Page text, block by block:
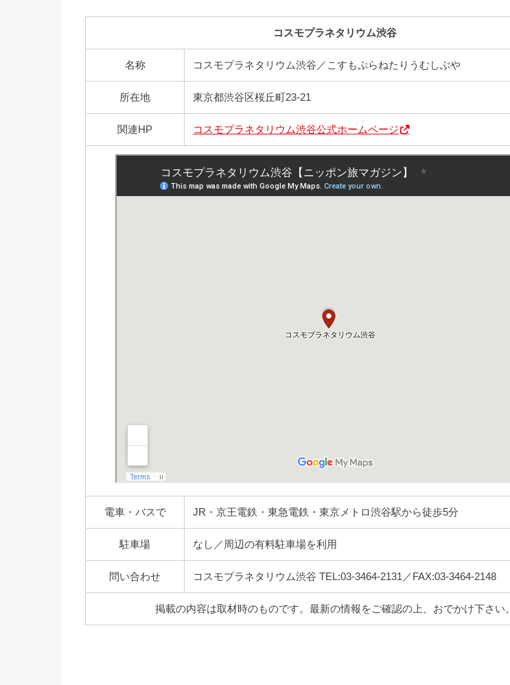
コスモプラネタリウム渋谷
名称 コスモプラネタリウム渋谷／こすもぷらねたりうむしぶや
所在地 東京都渋谷区桜丘町23-21
関連HP コスモプラネタリウム渋谷公式ホームページ
電車・バスで JR・京王電鉄・東急電鉄・東京メトロ渋谷駅から徒歩5分
駐車場 なし／周辺の有料駐車場を利用
問い合わせ コスモプラネタリウム渋谷 TEL:03-3464-2131／FAX:03-3464-2148
掲載の内容は取材時のものです。最新の情報をご確認の上、おでかけ下さい。